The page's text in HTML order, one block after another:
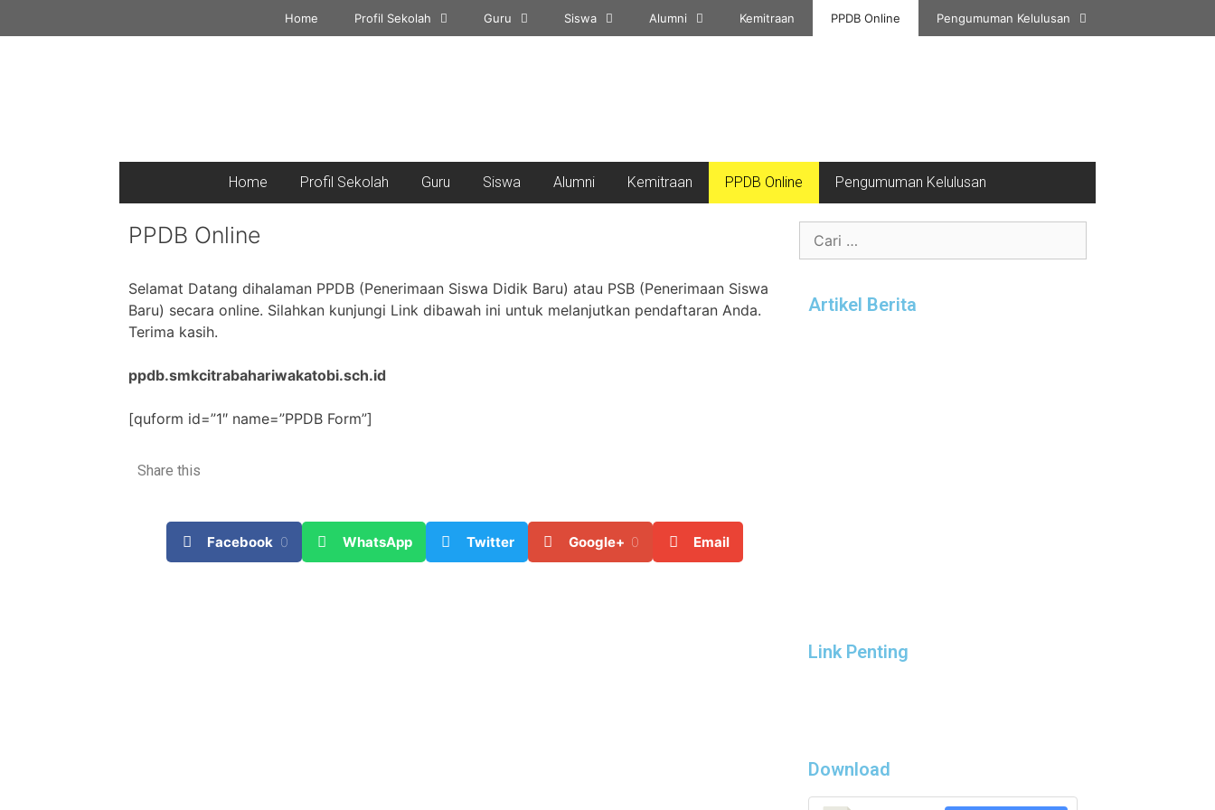
Home Profil Sekolah Guru Siswa Alumni Kemitraan PPDB Online Pengumuman Kelulusan
Home Profil Sekolah Guru Siswa Alumni Kemitraan PPDB Online Pengumuman Kelulusan
PPDB Online
Selamat Datang dihalaman PPDB (Penerimaan Siswa Didik Baru) atau PSB (Penerimaan Siswa
Baru) secara online. Silahkan kunjungi Link dibawah ini untuk melanjutkan pendaftaran Anda.
Terima kasih.
ppdb.smkcitrabahariwakatobi.sch.id
[quform id=”1″ name=”PPDB Form”]
Share this
Facebook 0 WhatsApp Twitter Google+ 0 Email
Artikel Berita
Link Penting
Download